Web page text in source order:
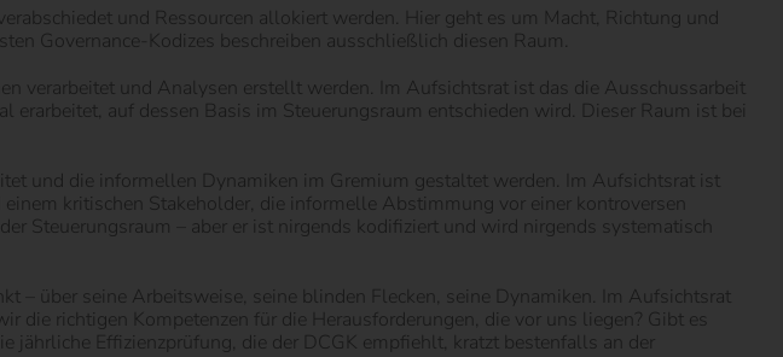
und Ressourcen allokiert werden. Hier geht es um Macht, Richtung und
Governance-Kodizes beschreiben ausschließlich diesen Raum.
verarbeitet und Analysen erstellt werden. Im Aufsichtsrat ist das die Ausschussarbeit
erarbeitet, auf dessen Basis im Steuerungsraum entschieden wird. Dieser Raum ist bei
und die informellen Dynamiken im Gremium gestaltet werden. Im Aufsichtsrat ist
kritischen Stakeholder, die informelle Abstimmung vor einer kontroversen
Steuerungsraum – aber er ist nirgends kodifiziert und wird nirgends systematisch
– über seine Arbeitsweise, seine blinden Flecken, seine Dynamiken. Im Aufsichtsrat
richtigen Kompetenzen für die Herausforderungen, die vor uns liegen? Gibt es
jährliche Effizienzprüfung, die der DCGK empfiehlt, kratzt bestenfalls an der